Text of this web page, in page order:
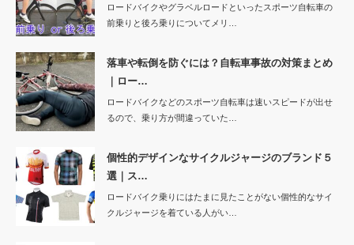
ロードバイクやグラベルロードといったスポーツ自転車の
前乗りと後ろ乗りについてメリ…
落車や転倒を防ぐには？自転車事故の対策まとめ
｜ロー…
ロードバイクなどのスポーツ自転車は速いスピードが出せ
るので、乗り方が間違っていた…
個性的デザインなサイクルジャージのブランド５
選｜ス…
ロードバイク乗りにはたまに見たことがない個性的なサイ
クルジャージを着ている人がい…